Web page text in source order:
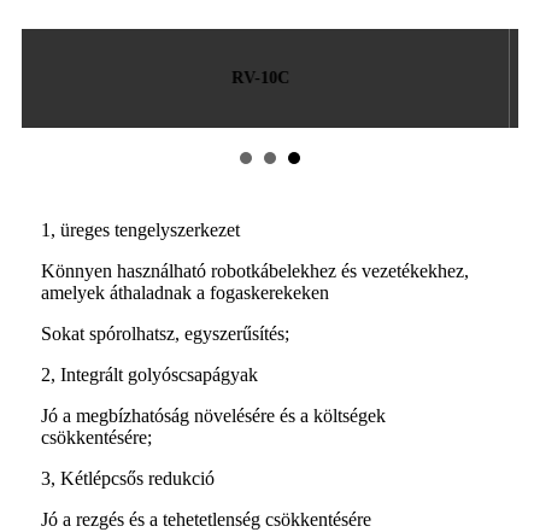
RV-27C
1, üreges tengelyszerkezet
Könnyen használható robotkábelekhez és vezetékekhez,
amelyek áthaladnak a fogaskerekeken
Sokat spórolhatsz, egyszerűsítés;
2, Integrált golyóscsapágyak
Jó a megbízhatóság növelésére és a költségek
csökkentésére;
3, Kétlépcsős redukció
Jó a rezgés és a tehetetlenség csökkentésére